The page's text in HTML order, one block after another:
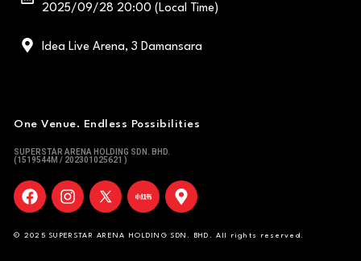
2025/09/28 20:00 (Local Time)
Idea Live Arena, 3 Damansara
One Venue. Endless Possibilities
SUPERSTAR ARENA HOLDING SDN. BHD.
(1519544M / 202301025621 )
© 2025 SUPERSTAR ARENA HOLDING SDN. BHD. All rights reserved.